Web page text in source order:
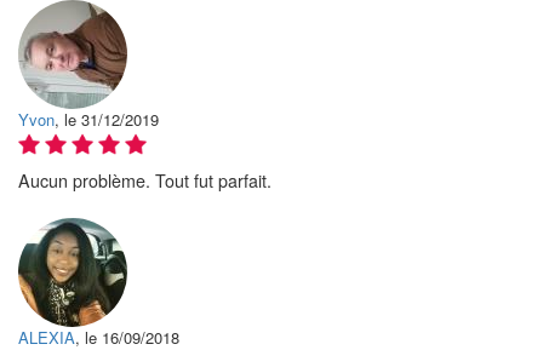
Yvon, le 31/12/2019
Aucun problème. Tout fut parfait.
ALEXIA, le 16/09/2018